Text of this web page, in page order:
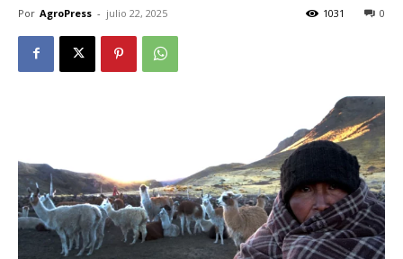
Por AgroPress - julio 22, 2025 0
1031